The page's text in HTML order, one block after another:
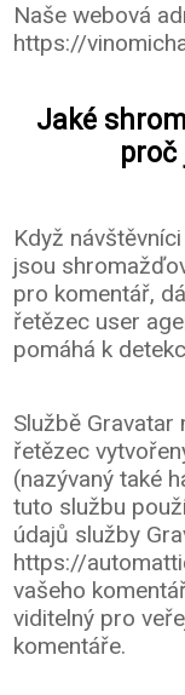
Naše webová
https://
Jaké
proč
Když
jsou
pro komentář,
řetězec user
pomáhá k
Službě
řetězec
(nazývaný také
tuto službu
údajů služby
https://
vašeho
viditelný pro
komentáře.